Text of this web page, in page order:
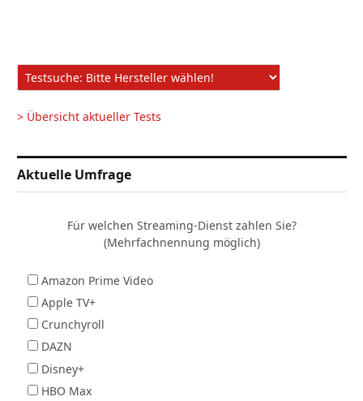
> Übersicht aktueller Tests
Aktuelle Umfrage
Für welchen Streaming-Dienst zahlen Sie?
(Mehrfachnennung möglich)
Amazon Prime Video
Apple TV+
Crunchyroll
DAZN
Disney+
HBO Max